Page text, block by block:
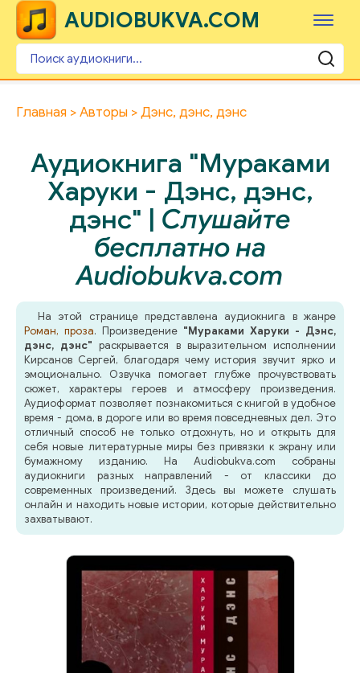
AUDIOBUKVA.COM
Главная Авторы Дэнс, дэнс, дэнс
Аудиокнига "Мураками
Харуки - Дэнс, дэнс,
дэнс" | Слушайте
бесплатно на
Audiobukva.com
На этой странице представлена аудиокнига в жанре
Роман, проза. Произведение "Мураками Харуки - Дэнс,
дэнс, дэнс" раскрывается в выразительном исполнении
Кирсанов Сергей, благодаря чему история звучит ярко и
эмоционально. Озвучка помогает глубже прочувствовать
сюжет, характеры героев и атмосферу произведения.
Аудиоформат позволяет познакомиться с книгой в удобное
время - дома, в дороге или во время повседневных дел. Это
отличный способ не только отдохнуть, но и открыть для
себя новые литературные миры без привязки к экрану или
бумажному изданию. На Audiobukva.com собраны
аудиокниги разных направлений - от классики до
современных произведений. Здесь вы можете слушать
онлайн и находить новые истории, которые действительно
захватывают.